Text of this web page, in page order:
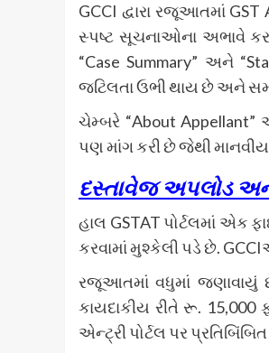
GCCI દ્વારા રજૂઆતમાં GST
સ્પષ્ટ સૂચનાઓના અભાવે
“Case Summary” અને
જટિલતા ઉભી થાય છે અને
ચેમ્બરે “About Appellant”
પણ માંગ કરી છે જેથી
દસ્તાવેજ અપલોડ
હાલ GSTAT પોર્ટલમાં એક
કરવામાં મુશ્કેલી પડે છે.
રજૂઆતમાં વધુમાં જણાવાયું
કાયદાકીય રીતે રૂ. 15,000
એન્ટ્રી પોર્ટલ પર